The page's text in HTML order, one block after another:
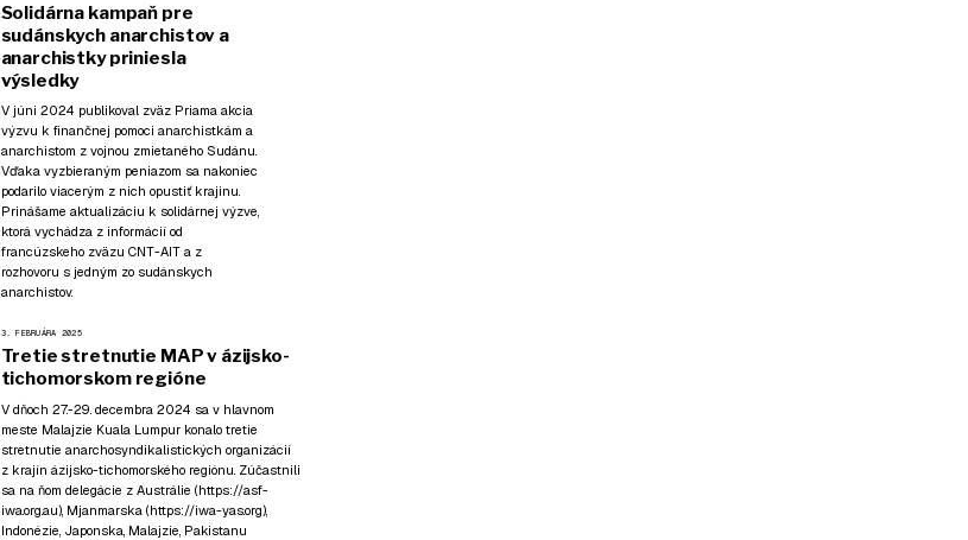
Solidárna kampaň pre
sudánskych anarchistov a
anarchistky priniesla
výsledky
V júni 2024 publikoval zväz Priama akcia
výzvu k finančnej pomoci anarchistkám a
anarchistom z vojnou zmietaného Sudánu.
Vďaka vyzbieraným peniazom sa nakoniec
podarilo viacerým z nich opustiť krajinu.
Prinášame aktualizáciu k solidárnej výzve,
ktorá vychádza z informáciíod
francúzskeho zväzu CNT-AIT a z
rozhovoru s jedným zo sudánskych
anarchistov.
3. FEBRUÁRA 2025
Tretie stretnutie MAP v ázijsko-
tichomorskom regióne
V dňoch 27.-29. decembra 2024 sa v hlavnom
meste Malajzie Kuala Lumpur konalo tretie
stretnutie anarchosyndikalistických organizácií
z krajín ázijsko-tichomorského regiónu. Zúčastnili
sa na ňom delegácie z Austrálie (https://asf-
iwa.org.au), Mjanmarska (https://iwa-yas.org),
Indonézie, Japonska, Malajzie, Pakistanu